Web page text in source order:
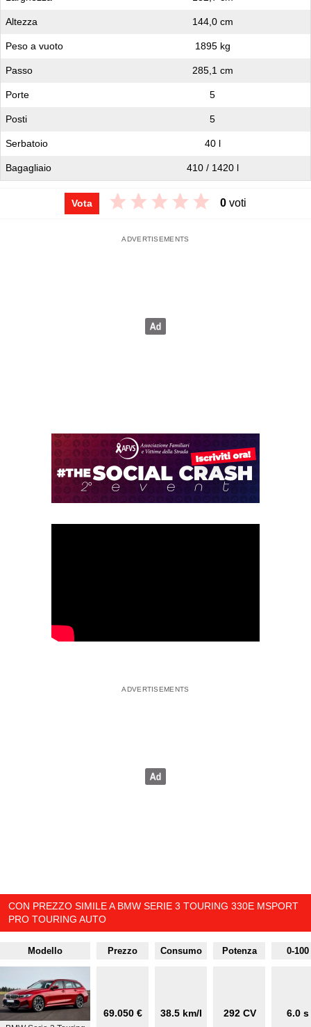
Altezza 144,0 cm
Peso a vuoto 1895 kg
Passo 285,1 cm
Porte 5
Posti 5
Serbatoio 40 l
Bagagliaio 410 / 1420 l
Vota 0 voti
CON PREZZO SIMILE A BMW SERIE 3 TOURING 330E MSPORT
PRO TOURING AUTO
Modello Prezzo Consumo Potenza 0-100
69.050 € 38.5 km/l 292 CV 6.0 s